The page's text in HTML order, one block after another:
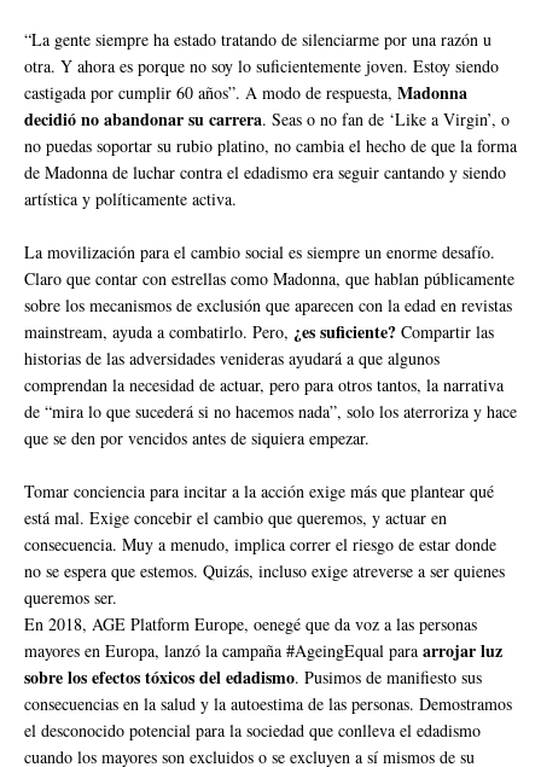
“La gente siempre ha estado tratando de silenciarme por una razón u
otra. Y ahora es porque no soy lo suficientemente joven. Estoy siendo
castigada por cumplir 60 años”. A modo de respuesta, Madonna
decidió no abandonar su carrera. Seas o no fan de ‘Like a Virgin’, o
no puedas soportar su rubio platino, no cambia el hecho de que la forma
de Madonna de luchar contra el edadismo era seguir cantando y siendo
artística y políticamente activa.
La movilización para el cambio social es siempre un enorme desafío.
Claro que contar con estrellas como Madonna, que hablan públicamente
sobre los mecanismos de exclusión que aparecen con la edad en revistas
mainstream, ayuda a combatirlo. Pero, ¿es suficiente? Compartir las
historias de las adversidades venideras ayudará a que algunos
comprendan la necesidad de actuar, pero para otros tantos, la narrativa
de “mira lo que sucederá si no hacemos nada”, solo los aterroriza y hace
que se den por vencidos antes de siquiera empezar.
Tomar conciencia para incitar a la acción exige más que plantear qué
está mal. Exige concebir el cambio que queremos, y actuar en
consecuencia. Muy a menudo, implica correr el riesgo de estar donde
no se espera que estemos. Quizás, incluso exige atreverse a ser quienes
queremos ser.
En 2018, AGE Platform Europe, oenegé que da voz a las personas
mayores en Europa, lanzó la campaña #AgeingEqual para arrojar luz
sobre los efectos tóxicos del edadismo. Pusimos de manifiesto sus
consecuencias en la salud y la autoestima de las personas. Demostramos
el desconocido potencial para la sociedad que conlleva el edadismo
cuando los mayores son excluidos o se excluyen a sí mismos de su